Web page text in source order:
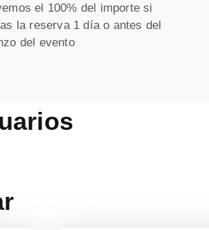
el 100% del importe si
la reserva 1 día o antes del
del evento